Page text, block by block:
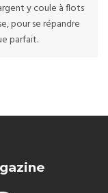
y coule à flots
pour se répandre
parfait.